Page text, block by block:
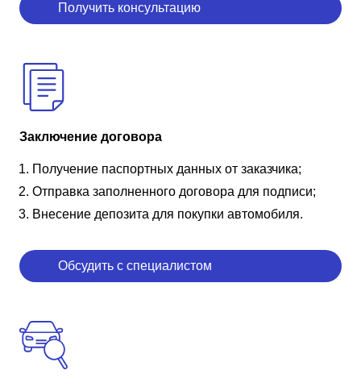
Получить консультацию
Заключение договора
Получение паспортных данных от заказчика;
Отправка заполненного договора для подписи;
Внесение депозита для покупки автомобиля.
Обсудить с специалистом